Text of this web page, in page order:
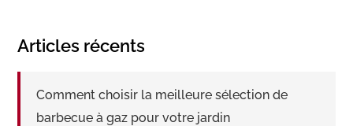
Articles récents
Comment choisir la meilleure sélection de
barbecue à gaz pour votre jardin